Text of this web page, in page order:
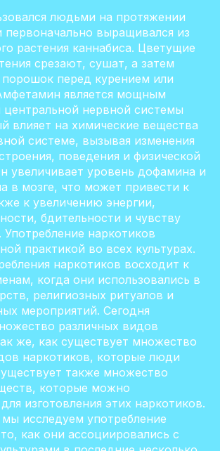
людьми на протяжении
первоначально выращивался из
растения каннабиса. Цветущие
срезают, сушат, а затем
перед курением или
является мощным
центральной нервной системы
влияет на химические вещества
системе, вызывая изменения
поведения и физической
увеличивает уровень дофамина и
в мозге, что может привести к
к увеличению энергии,
бдительности и чувству
Употребление наркотиков
практикой во всех культурах.
наркотиков восходит к
когда они использовались в
религиозных ритуалов и
мероприятий. Сегодня
различных видов
же, как существует множество
наркотиков, которые люди
также множество
которые можно
изготовления этих наркотиков.
исследуем употребление
как они ассоциировались с